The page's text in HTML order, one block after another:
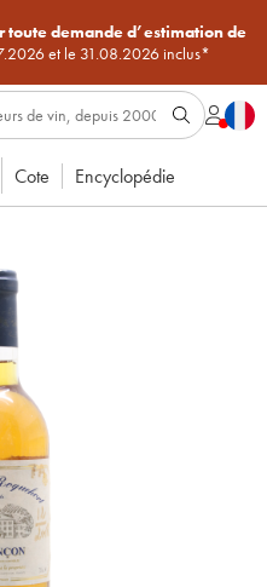
toute demande d’estimation de
et le 31.08.2026 inclus*
Cote Encyclopédie